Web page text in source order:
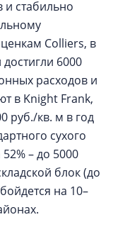
стабильно
Colliers, в
6000
расходов и
в Knight Frank,
руб./кв. м в год
сухого
– до 5000
блок (до
на 10–